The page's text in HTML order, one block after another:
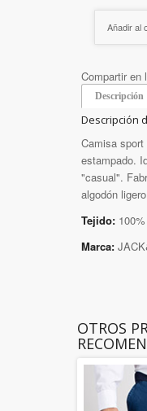
Añadir al
Compartir en
Descripción
Descripción
Camisa
estampado.
"casual".
algodón
Tejido:
Marca:
OTROS